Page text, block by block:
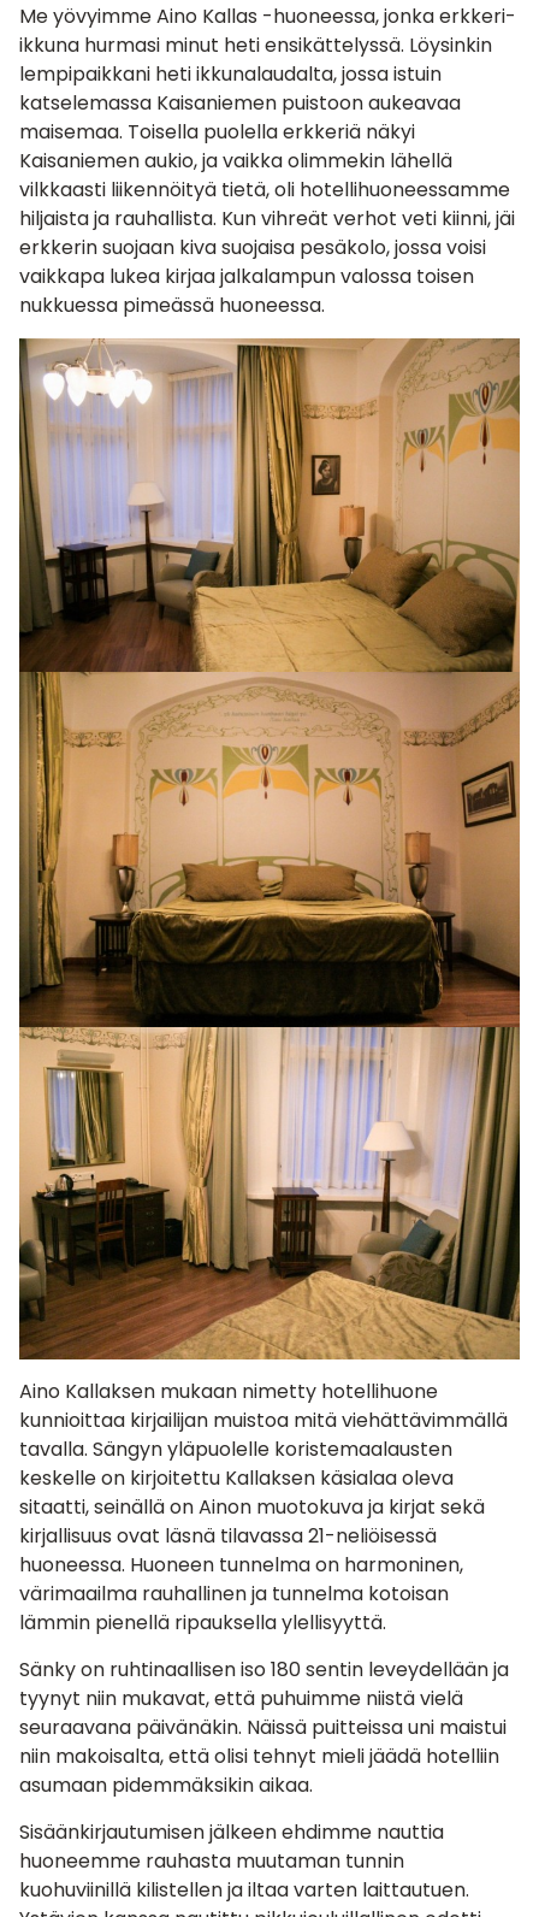
Me yövyimme Aino Kallas -huoneessa, jonka erkkeri-
ikkuna hurmasi minut heti ensikättelyssä. Löysinkin
lempipaikkani heti ikkunalaudalta, jossa istuin
katselemassa Kaisaniemen puistoon aukeavaa
maisemaa. Toisella puolella erkkeriä näkyi
Kaisaniemen aukio, ja vaikka olimmekin lähellä
vilkkaasti liikennöityä tietä, oli hotellihuoneessamme
hiljaista ja rauhallista. Kun vihreät verhot veti kiinni, jäi
erkkerin suojaan kiva suojaisa pesäkolo, jossa voisi
vaikkapa lukea kirjaa jalkalampun valossa toisen
nukkuessa pimeässä huoneessa.
Aino Kallaksen mukaan nimetty hotellihuone
kunnioittaa kirjailijan muistoa mitä viehättävimmällä
tavalla. Sängyn yläpuolelle koristemaalausten
keskelle on kirjoitettu Kallaksen käsialaa oleva
sitaatti, seinällä on Ainon muotokuva ja kirjat sekä
kirjallisuus ovat läsnä tilavassa 21-neliöisessä
huoneessa. Huoneen tunnelma on harmoninen,
värimaailma rauhallinen ja tunnelma kotoisan
lämmin pienellä ripauksella ylellisyyttä.
Sänky on ruhtinaallisen iso 180 sentin leveydellään ja
tyynyt niin mukavat, että puhuimme niistä vielä
seuraavana päivänäkin. Näissä puitteissa uni maistui
niin makoisalta, että olisi tehnyt mieli jäädä hotelliin
asumaan pidemmäksikin aikaa.
Sisäänkirjautumisen jälkeen ehdimme nauttia
huoneemme rauhasta muutaman tunnin
kuohuviinillä kilistellen ja iltaa varten laittautuen.